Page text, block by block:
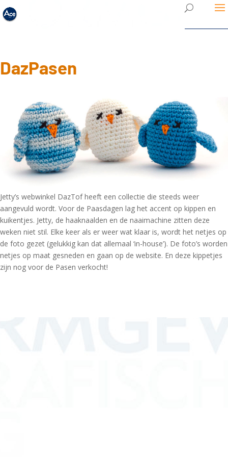
DazPasen
Jetty’s webwinkel DazTof heeft een collectie die steeds weer
aangevuld wordt. Voor de Paasdagen lag het accent op kippen en
kuikentjes. Jetty, de haaknaalden en de naaimachine zitten deze
weken niet stil. Elke keer als er weer wat klaar is, wordt het netjes op
de foto gezet (gelukkig kan dat allemaal ‘in-house’). De foto’s worden
netjes op maat gesneden en gaan op de website. En deze kippetjes
zijn nog voor de Pasen verkocht!